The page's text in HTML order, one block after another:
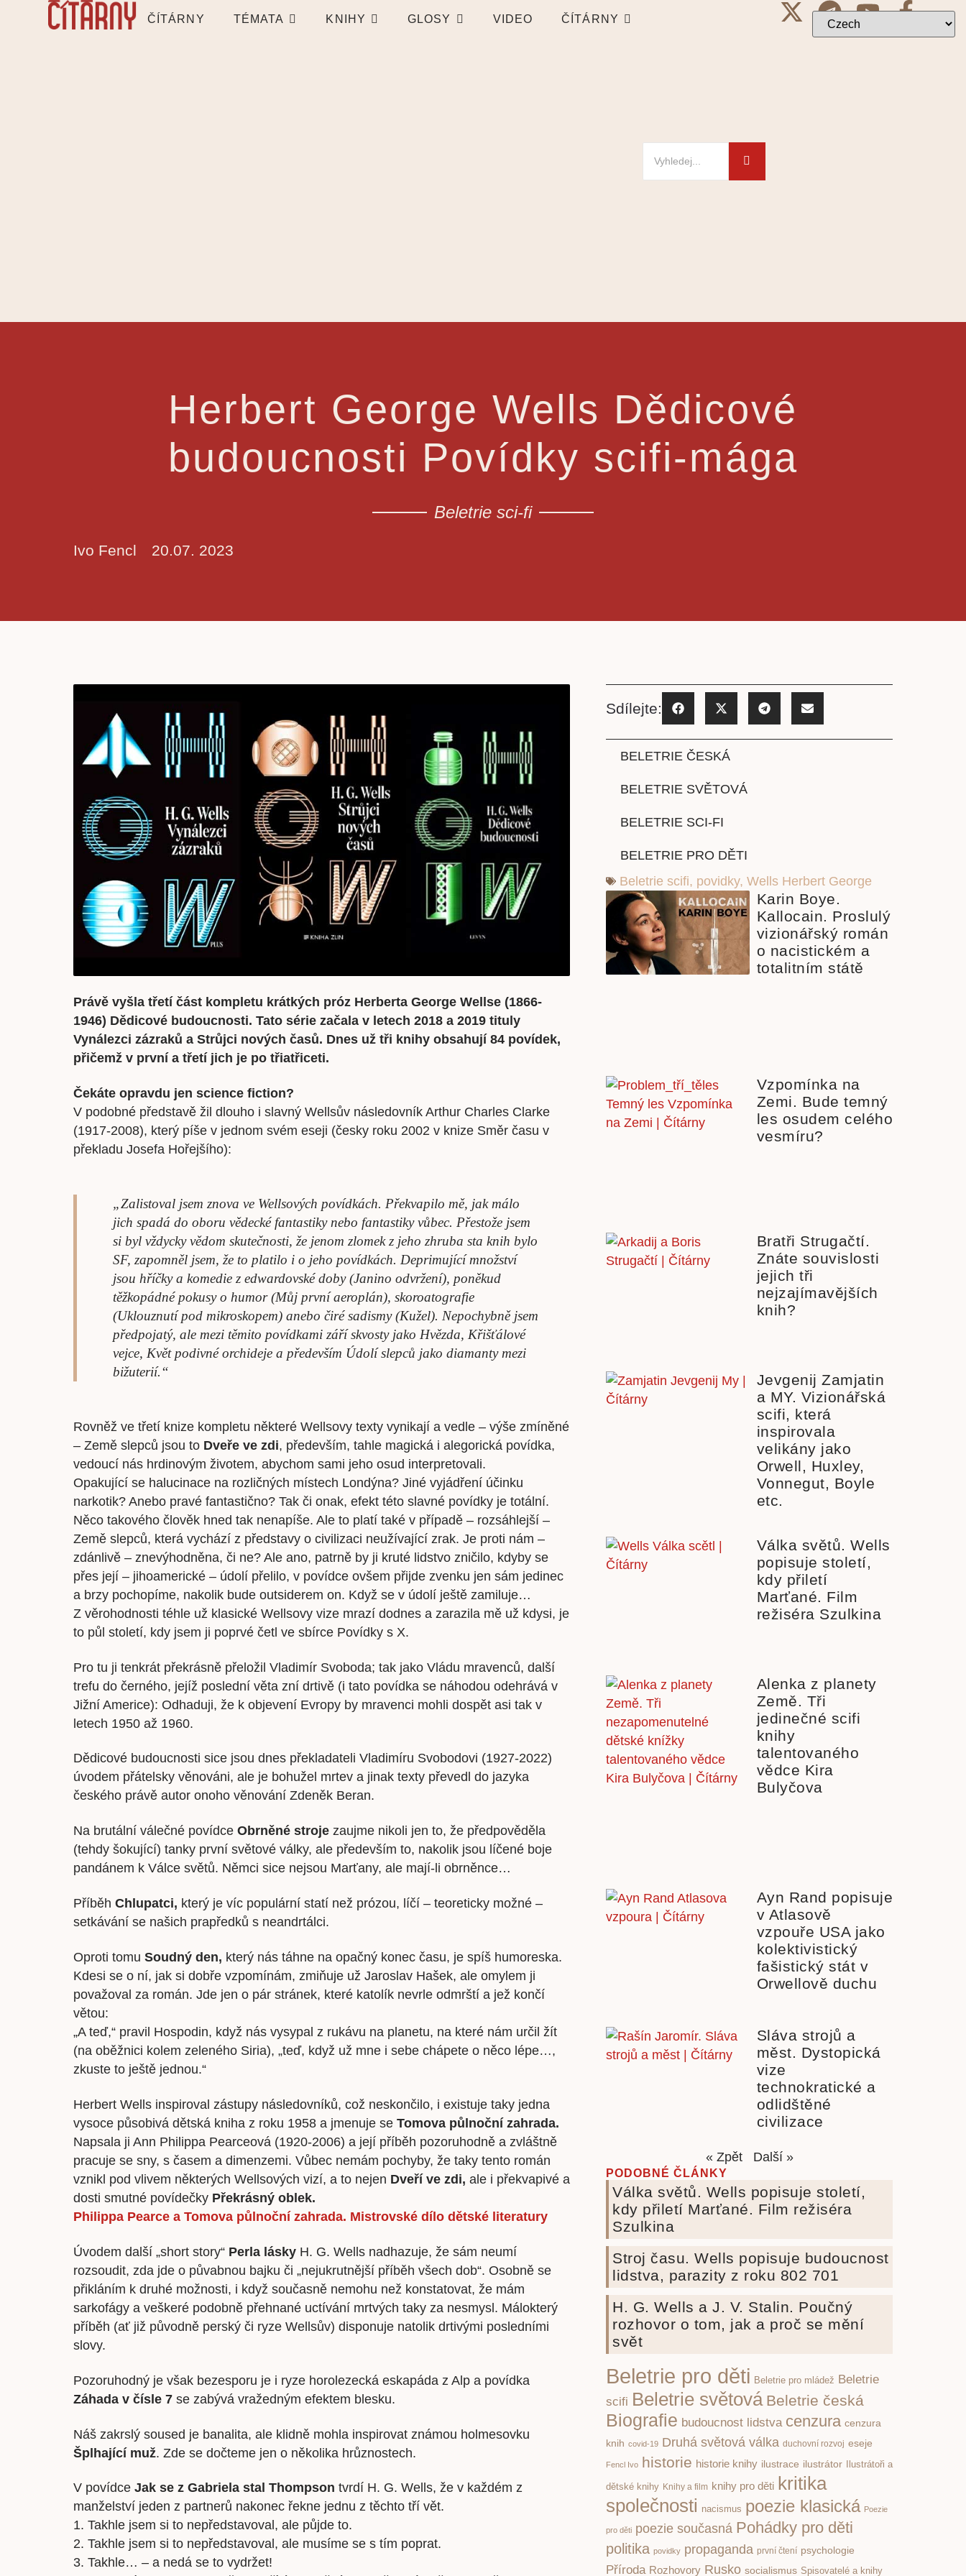
ČÍTÁRNY TÉMATA KNIHY GLOSY VIDEO ČÍTÁRNY
Herbert George Wells Dědicové
budoucnosti Povídky scifi-mága
Beletrie sci-fi
Ivo Fencl 20.07. 2023
Právě vyšla třetí část kompletu krátkých próz Herberta George Wellse (1866-
1946) Dědicové budoucnosti. Tato série začala v letech 2018 a 2019 tituly
Vynálezci zázraků a Strůjci nových časů. Dnes už tři knihy obsahují 84 povídek,
přičemž v první a třetí jich je po třiatřiceti.
Čekáte opravdu jen science fiction?
V podobné představě žil dlouho i slavný Wellsův následovník Arthur Charles Clarke
(1917-2008), který píše v jednom svém eseji (česky roku 2002 v knize Směr času v
překladu Josefa Hořejšího):
„Zalistoval jsem znova ve Wellsových povídkách. Překvapilo mě, jak málo
jich spadá do oboru vědecké fantastiky nebo fantastiky vůbec. Přestože jsem
si byl vždycky vědom skutečnosti, že jenom zlomek z jeho zhruba sta knih bylo
SF, zapomněl jsem, že to platilo i o jeho povídkách. Deprimující množství
jsou hříčky a komedie z edwardovské doby (Janino odvržení), poněkud
těžkopádné pokusy o humor (Můj první aeroplán), skoroatografie
(Uklouznutí pod mikroskopem) anebo čiré sadismy (Kužel). Nepochybně jsem
předpojatý, ale mezi těmito povídkami září skvosty jako Hvězda, Křišťálové
vejce, Květ podivné orchideje a především Údolí slepců jako diamanty mezi
bižuterií.“
Rovněž ve třetí knize kompletu některé Wellsovy texty vynikají a vedle – výše zmíněné
– Země slepců jsou to Dveře ve zdi, především, tahle magická i alegorická povídka,
vedoucí nás hrdinovým životem, abychom sami jeho osud interpretovali.
Opakující se halucinace na rozličných místech Londýna? Jiné vyjádření účinku
narkotik? Anebo pravé fantastično? Tak či onak, efekt této slavné povídky je totální.
Něco takového člověk hned tak nenapíše. Ale to platí také v případě – rozsáhlejší –
Země slepců, která vychází z představy o civilizaci neužívající zrak. Je proti nám –
zdánlivě – znevýhodněna, či ne? Ale ano, patrně by ji kruté lidstvo zničilo, kdyby se
přes její – jihoamerické – údolí přelilo, v povídce ovšem přijde zvenku jen sám jedinec
a brzy pochopíme, nakolik bude outsiderem on. Když se v údolí ještě zamiluje…
Z věrohodnosti téhle už klasické Wellsovy vize mrazí dodnes a zarazila mě už kdysi, je
to půl století, kdy jsem ji poprvé četl ve sbírce Povídky s X.
Pro tu ji tenkrát překrásně přeložil Vladimír Svoboda; tak jako Vládu mravenců, další
trefu do černého, jejíž poslední věta zní drtivě (i tato povídka se náhodou odehrává v
Jižní Americe): Odhaduji, že k objevení Evropy by mravenci mohli dospět asi tak v
letech 1950 až 1960.
Dědicové budoucnosti sice jsou dnes překladateli Vladimíru Svobodovi (1927-2022)
úvodem přátelsky věnováni, ale je bohužel mrtev a jinak texty převedl do jazyka
českého právě autor onoho věnování Zdeněk Beran.
Na brutální válečné povídce Obrněné stroje zaujme nikoli jen to, že předpověděla
(tehdy šokující) tanky první světové války, ale především to, nakolik jsou líčené boje
pandánem k Válce světů. Němci sice nejsou Marťany, ale mají-li obrněnce…
Příběh Chlupatci, který je víc populární statí než prózou, líčí – teoreticky možné –
setkávání se našich prapředků s neandrtálci.
Oproti tomu Soudný den, který nás táhne na opačný konec času, je spíš humoreska.
Kdesi se o ní, jak si dobře vzpomínám, zmiňuje už Jaroslav Hašek, ale omylem ji
považoval za román. Jde jen o pár stránek, které katolík nevrle odmrští a jež končí
větou:
„A teď,“ pravil Hospodin, když nás vysypal z rukávu na planetu, na které nám určil žít
(na oběžnici kolem zeleného Siria), „teď, když už mne i sebe chápete o něco lépe…,
zkuste to ještě jednou.“
Herbert Wells inspiroval zástupy následovníků, což neskončilo, i existuje taky jedna
vysoce působivá dětská kniha z roku 1958 a jmenuje se Tomova půlnoční zahrada.
Napsala ji Ann Philippa Pearceová (1920-2006) a její příběh pozoruhodně a zvláštně
pracuje se sny, s časem a dimenzemi. Vůbec nemám pochyby, že taky tento román
vznikl pod vlivem některých Wellsových vizí, a to nejen Dveří ve zdi, ale i překvapivé a
dosti smutné povídečky Překrásný oblek.
Philippa Pearce a Tomova půlnoční zahrada. Mistrovské dílo dětské literatury
Úvodem další „short story“ Perla lásky H. G. Wells nadhazuje, že sám neumí
rozsoudit, zda jde o půvabnou bajku či „nejukrutnější příběh všech dob“. Osobně se
přikláním k druhé možnosti, i když současně nemohu než konstatovat, že mám
sarkofágy a veškeré podobně přehnané uctívání mrtvých taky za nesmysl. Málokterý
příběh (ať již původně perský či ryze Wellsův) disponuje natolik drtivými posledními
slovy.
Pozoruhodný je však bezesporu je i ryze horolezecká eskapáda z Alp a povídka
Záhada v čísle 7 se zabývá vražedným efektem blesku.
Náš zakrslý soused je banalita, ale klidně mohla inspirovat známou holmesovku
Šplhající muž. Zde se dočteme jen o několika hrůznostech.
V povídce Jak se z Gabriela stal Thompson tvrdí H. G. Wells, že v každém z
manželství jeden z partnerů nakonec řekne jednu z těchto tří vět.
1. Takhle jsem si to nepředstavoval, ale půjde to.
2. Takhle jsem si to nepředstavoval, ale musíme se s tím poprat.
3. Takhle… – a nedá se to vydržet!
Sdílejte:
BELETRIE ČESKÁ
BELETRIE SVĚTOVÁ
BELETRIE SCI-FI
BELETRIE PRO DĚTI
Beletrie scifi, povidky, Wells Herbert George
Karin Boye.
Kallocain. Proslulý
vizionářský román
o nacistickém a
totalitním státě
Vzpomínka na
Zemi. Bude temný
les osudem celého
vesmíru?
Bratři Strugačtí.
Znáte souvislosti
jejich tři
nejzajímavějších
knih?
Jevgenij Zamjatin
a MY. Vizionářská
scifi, která
inspirovala
velikány jako
Orwell, Huxley,
Vonnegut, Boyle
etc.
Válka světů. Wells
popisuje století,
kdy přiletí
Marťané. Film
režiséra Szulkina
Alenka z planety
Země. Tři
jedinečné scifi
knihy
talentovaného
vědce Kira
Bulyčova
Ayn Rand popisuje
v Atlasově
vzpouře USA jako
kolektivistický
fašistický stát v
Orwellově duchu
Sláva strojů a
měst. Dystopická
vize
technokratické a
odlidštěné
civilizace
« Zpět Další »
PODOBNÉ ČLÁNKY
Válka světů. Wells popisuje století,
kdy přiletí Marťané. Film režiséra
Szulkina
Stroj času. Wells popisuje budoucnost
lidstva, parazity z roku 802 701
H. G. Wells a J. V. Stalin. Poučný
rozhovor o tom, jak a proč se mění
svět
Beletrie pro děti Beletrie pro mládež Beletrie
scifi Beletrie světová Beletrie česká
Biografie budoucnost lidstva cenzura cenzura
knih covid-19 Druhá světová válka duchovní rozvoj eseje
Fencl Ivo historie historie knihy ilustrace ilustrátor Ilustrátoři a
dětské knihy Knihy a film knihy pro děti kritika
společnosti nacismus poezie klasická Poezie
pro děti poezie současná Pohádky pro děti
politika povidky propaganda první čtení psychologie
Příroda Rozhovory Rusko socialismus Spisovatelé a knihy